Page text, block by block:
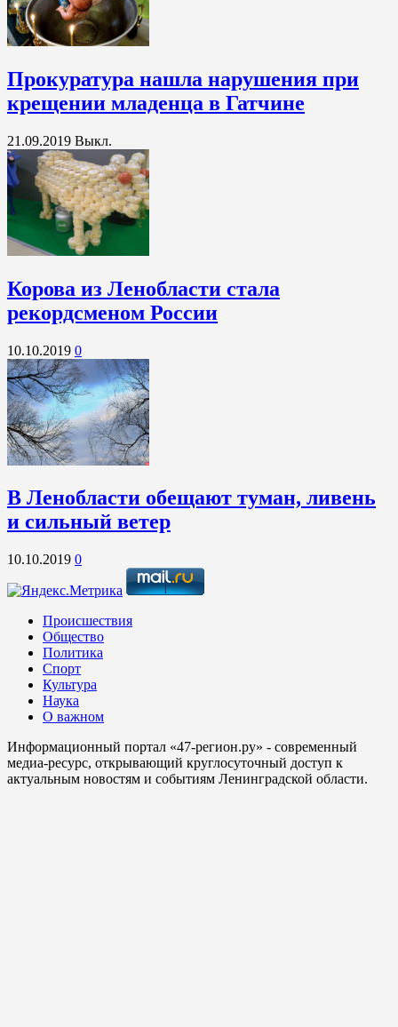
Прокуратура нашла нарушения при
крещении младенца в Гатчине
21.09.2019 Выкл.
Корова из Ленобласти стала
рекордсменом России
10.10.2019 0
В Ленобласти обещают туман, ливень
и сильный ветер
10.10.2019 0
Происшествия
Общество
Политика
Спорт
Культура
Наука
О важном
Информационный портал «47-регион.ру» - современный
медиа-ресурс, открывающий круглосуточный доступ к
актуальным новостям и событиям Ленинградской области.